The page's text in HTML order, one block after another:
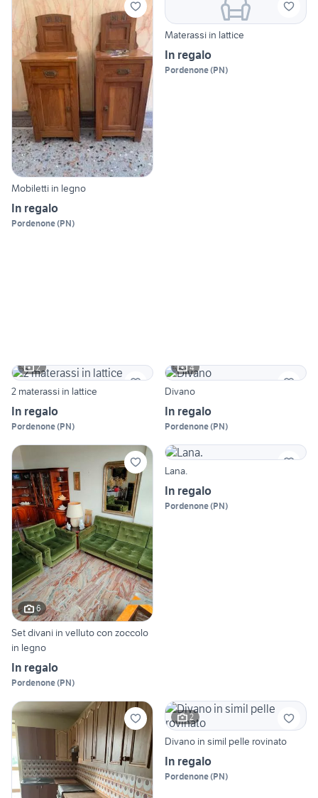
Mobiletti in legno
In regalo
Pordenone(PN)
Materassi in lattice
In regalo
Pordenone(PN)
2
2 materassi in lattice
In regalo
Pordenone(PN)
4
Divano
In regalo
Pordenone(PN)
6
Set divani in velluto con zoccolo
in legno
In regalo
Pordenone(PN)
Lana.
In regalo
Pordenone(PN)
2
Divano in simil pelle rovinato
In regalo
Pordenone(PN)